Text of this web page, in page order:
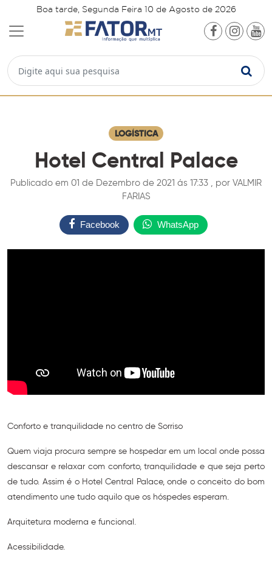
Boa tarde, Segunda Feira 10 de Agosto de 2026
LOGÍSTICA
Hotel Central Palace
Publicado em 01 de Dezembro de 2021 ás 17:33 , por VALMIR
FARIAS
Facebook WhatsApp
Conforto e tranquilidade no centro de Sorriso
Quem viaja procura sempre se hospedar em um local onde possa
descansar e relaxar com conforto, tranquilidade e que seja perto
de tudo. Assim é o Hotel Central Palace, onde o conceito do bom
atendimento une tudo aquilo que os hóspedes esperam.
Arquitetura moderna e funcional.
Acessibilidade.